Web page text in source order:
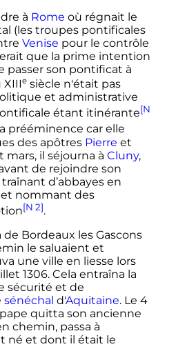
à Rome où régnait le
(les troupes pontificales
Venise pour le contrôle
que la prime intention
passer son pontificat à
XIIIe siècle n'était pas
et administrative
étant itinérante[N
prééminence car elle
des apôtres Pierre et
mars, il séjourna à Cluny,
de rejoindre son
d’abbayes en
et nommant des
[N 2].
Bordeaux les Gascons
le saluaient et
une ville en liesse lors
1306. Cela entraîna la
sécurité et de
sénéchal d'Aquitaine. Le 4
quitta son ancienne
chemin, passa à
né et dont il était le